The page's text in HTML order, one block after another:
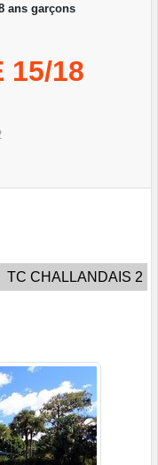
ans garçons
15/18
TC CHALLANDAIS 2